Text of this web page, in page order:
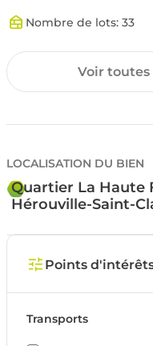
Nombre de lots: 33
Environnement
Environnement
Voir
LOCALISATION DU BIEN
Quartier La Haute
Hérouville-Saint-
Points
Transports